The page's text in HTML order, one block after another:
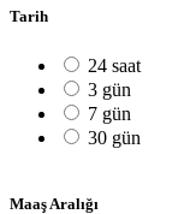
Tarih
24 saat
3 gün
7 gün
30 gün
Maaş Aralığı